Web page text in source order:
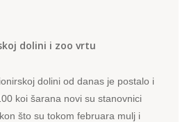
dolini i zoo vrtu
dolini od danas je postalo i
koi šarana novi su stanovnici
što su tokom februara mulj i